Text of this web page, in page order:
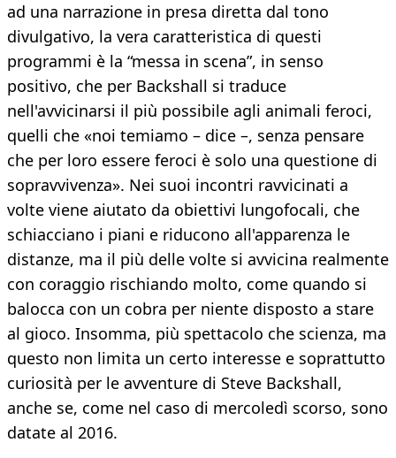
ad una narrazione in presa diretta dal tono
divulgativo, la vera caratteristica di questi
programmi è la “messa in scena”, in senso
positivo, che per Backshall si traduce
nell'avvicinarsi il più possibile agli animali feroci,
quelli che «noi temiamo – dice –, senza pensare
che per loro essere feroci è solo una questione di
sopravvivenza». Nei suoi incontri ravvicinati a
volte viene aiutato da obiettivi lungofocali, che
schiacciano i piani e riducono all'apparenza le
distanze, ma il più delle volte si avvicina realmente
con coraggio rischiando molto, come quando si
balocca con un cobra per niente disposto a stare
al gioco. Insomma, più spettacolo che scienza, ma
questo non limita un certo interesse e soprattutto
curiosità per le avventure di Steve Backshall,
anche se, come nel caso di mercoledì scorso, sono
datate al 2016.